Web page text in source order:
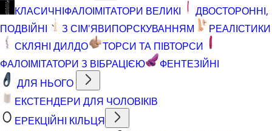
КЛАСИЧНІФАЛОІМІТАТОРИ ВЕЛИКІ
ДВОСТОРОННІ,
ПОДВІЙНІ
З СІМ'ЯВИПОРСКУВАННЯМ
РЕАЛІСТИКИ
СКЛЯНІ ДИЛДО
ТОРСИ ТА ПІВТОРСИ
ФАЛОІМІТАТОРИ З ВІБРАЦІЄЮ
ФЕНТЕЗІЙНІ
ДЛЯ НЬОГО
ЕКСТЕНДЕРИ ДЛЯ ЧОЛОВІКІВ
ЕРЕКЦІЙНІ КІЛЬЦЯ